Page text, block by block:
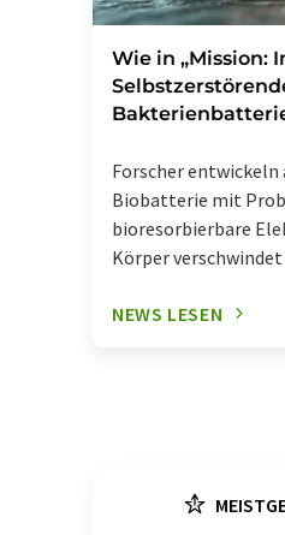
Wie in „Mission:
Forscher entwickeln
Biobatterie mit
bioresorbierbare
Körper verschwindet
NEWS LESEN